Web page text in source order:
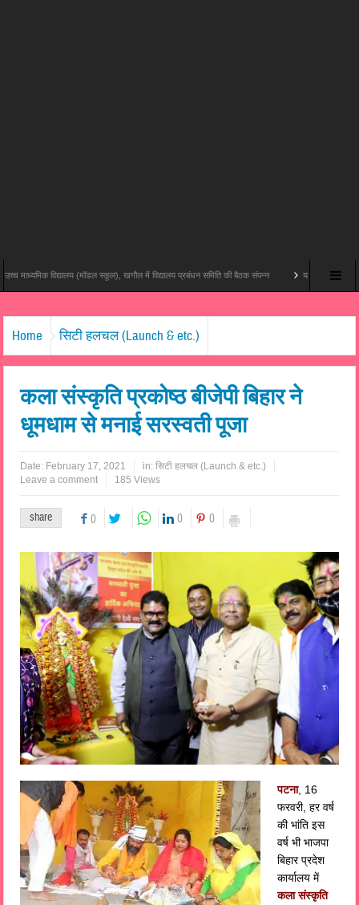
विद्यालय (मॉडल स्कूल), खगौल में विद्यालय प्रबंधन समिति की बैठक संपन्न यश राज फिल्म्स और पोशम पा
Home सिटी हलचल (Launch & etc.)
कला संस्कृति प्रकोष्ठ बीजेपी बिहार ने
धूमधाम से मनाई सरस्वती पूजा
Date: February 17, 2021 in:सिटी हलचल (Launch & etc.)
Leave a comment
185 Views
share 0 0 0
पटना, 16
फरवरी, हर वर्ष
की भांति इस
वर्ष भी भाजपा
बिहार प्रदेश
कार्यालय में
कला संस्कृति